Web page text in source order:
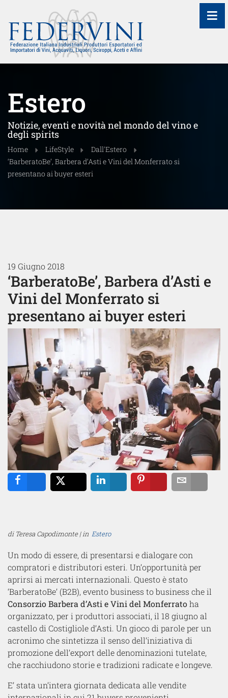
Estero
Notizie, eventi e novità nel mondo del vino e
degli spirits
Home LifeStyle
Dall'Estero
‘BarberatoBe’, Barbera d’Asti e Vini del Monferrato si
presentano ai buyer esteri
19 Giugno 2018
‘BarberatoBe’, Barbera d’Asti e
Vini del Monferrato si
presentano ai buyer esteri
di Teresa Capodimonte | in Estero
Un modo di essere, di presentarsi e dialogare con
compratori e distributori esteri. Un’opportunità per
aprirsi ai mercati internazionali. Questo è stato
‘BarberatoBe’ (B2B), evento business to business che il
Consorzio Barbera d’Asti e Vini del Monferratoha
organizzato, per i produttori associati, il 18 giugno al
castello di Costigliole d’Asti. Un gioco di parole per un
acronimo che sintetizza il senso dell’iniziativa di
promozione dell’export delle denominazioni tutelate,
che racchiudono storie e tradizioni radicate e longeve.
E’ stata un’intera giornata dedicata alle vendite
≡